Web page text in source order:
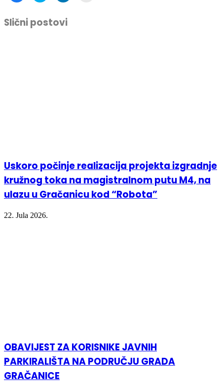
share
Facebook
(Opens
in
share
(Opens
in
Slični postovi
Uskoro počinje realizacija projekta izgradnje
kružnog toka na magistralnom putu M4, na
ulazu u Gračanicu kod “Robota”
22. Jula 2026.
OBAVIJEST ZA KORISNIKE JAVNIH
PARKIRALIŠTA NA PODRUČJU GRADA
GRAČANICE